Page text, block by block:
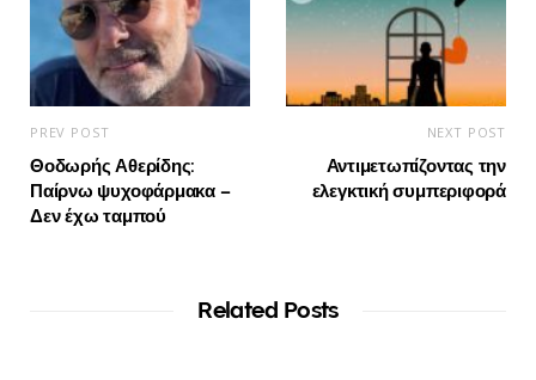
PREV POST
Θοδωρής Αθερίδης:
Παίρνω ψυχοφάρμακα –
Δεν έχω ταμπού
NEXT POST
Αντιμετωπίζοντας την
ελεγκτική συμπεριφορά
Related Posts